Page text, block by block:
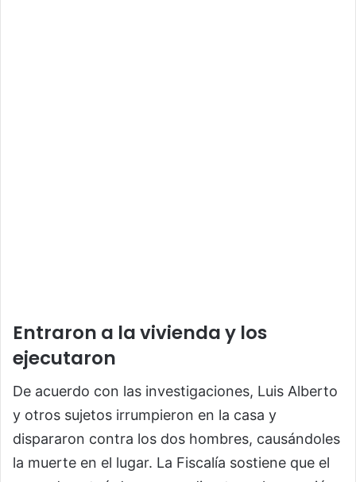
Entraron a la vivienda y los
ejecutaron
De acuerdo con las investigaciones, Luis Alberto
y otros sujetos irrumpieron en la casa y
dispararon contra los dos hombres, causándoles
la muerte en el lugar. La Fiscalía sostiene que el